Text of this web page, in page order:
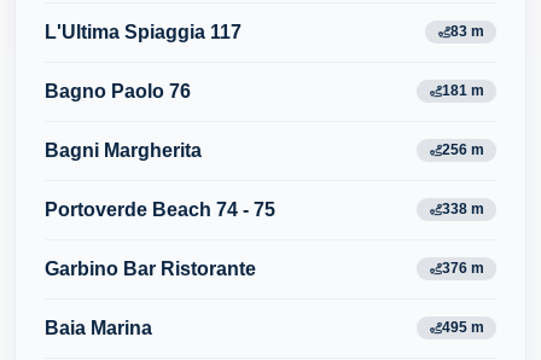
L'Ultima Spiaggia 117 83 m
Bagno Paolo 76 181 m
Bagni Margherita 256 m
Portoverde Beach 74 - 75 338 m
Garbino Bar Ristorante 376 m
Baia Marina 495 m